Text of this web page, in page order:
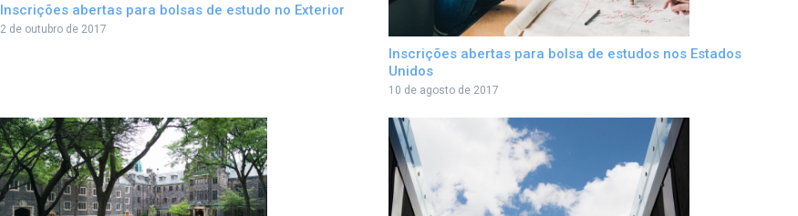
Inscrições abertas para bolsas de estudo no Exterior
2 de outubro de 2017
Inscrições abertas para bolsa de estudos nos Estados
Unidos
10 de agosto de 2017